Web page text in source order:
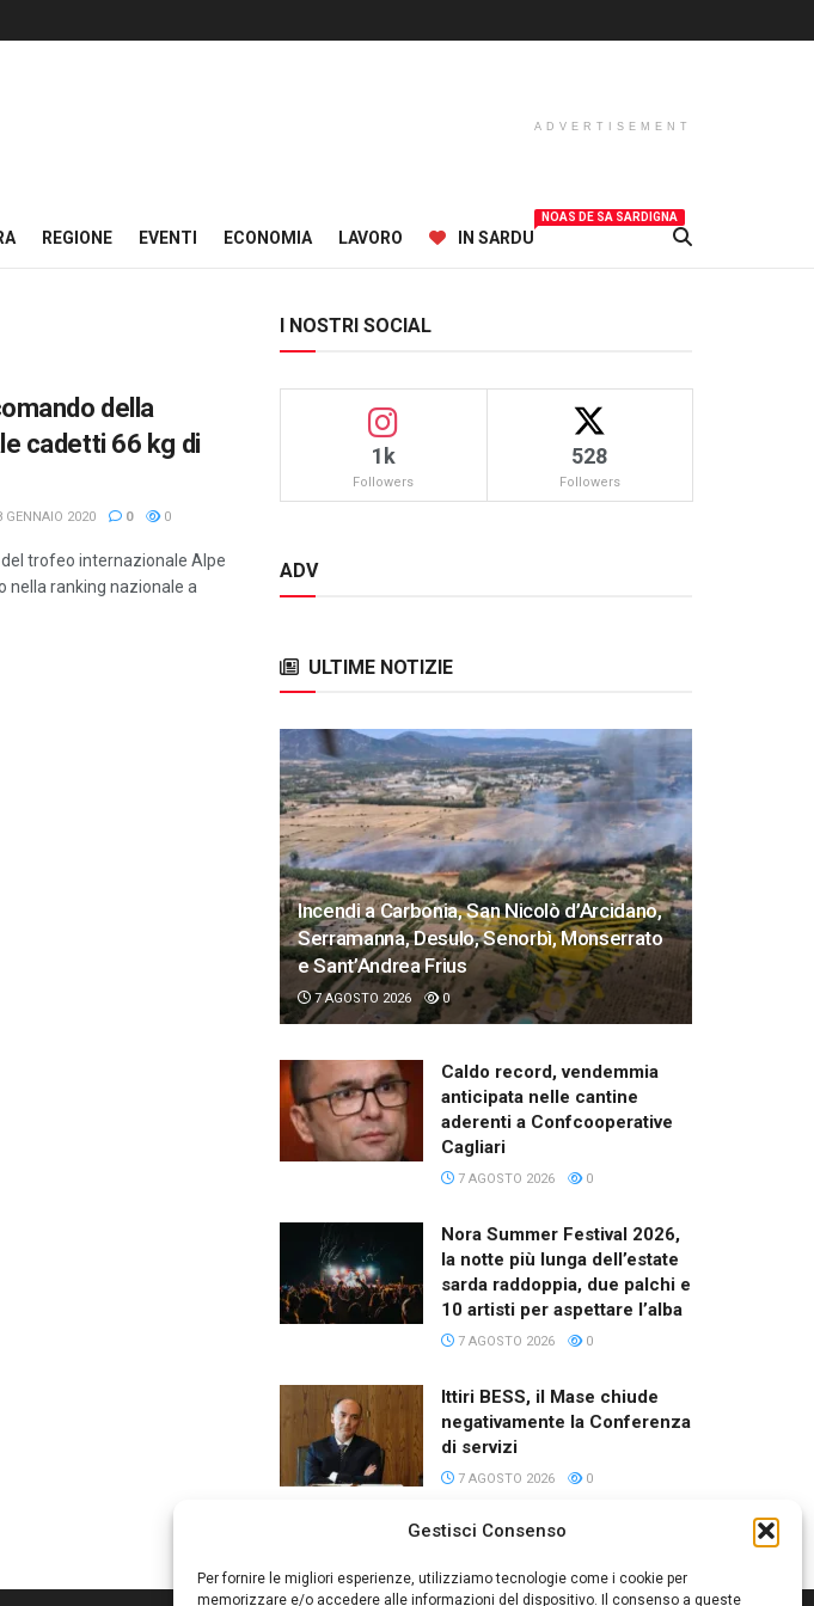
Gestisci Consenso
Per fornire le migliori esperienze, utilizziamo tecnologie come i cookie per
memorizzare e/o accedere alle informazioni del dispositivo. Il consenso a queste
ADVERTISEMENT
REGIONE EVENTI ECONOMIA LAVORO IN SARDU
NOAS DE SA SARDIGNA
della
cadetti 66 kg di
GENNAIO 2020 0 0
trofeo internazionale Alpe
nella ranking nazionale a
I NOSTRI SOCIAL
1k
Followers
528
Followers
ADV
ULTIME NOTIZIE
Incendi a Carbonia, San Nicolò d’Arcidano,
Serramanna, Desulo, Senorbì, Monserrato
e Sant’Andrea Frius
7 AGOSTO 2026 0
Caldo record, vendemmia
anticipata nelle cantine
aderenti a Confcooperative
Cagliari
7 AGOSTO 2026 0
Nora Summer Festival 2026,
la notte più lunga dell’estate
sarda raddoppia, due palchi e
10 artisti per aspettare l’alba
7 AGOSTO 2026 0
Ittiri BESS, il Mase chiude
negativamente la Conferenza
di servizi
7 AGOSTO 2026 0